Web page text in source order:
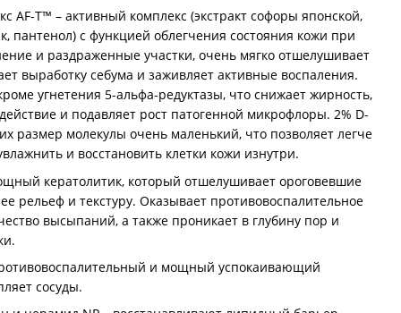
AF-T™ – активный комплекс (экстракт софоры японской,
пантенол) с функцией облегчения состояния кожи при
и раздраженные участки, очень мягко отшелушивает
выработку себума и заживляет активные воспаления.
угнетения 5-альфа-редуктазы, что снижает жирность,
и подавляет рост патогенной микрофлоры. 2% D-
размер молекулы очень маленький, что позволяет легче
и восстановить клетки кожи изнутри.
кератолитик, который отшелушивает ороговевшие
рельеф и текстуру. Оказывает противовоспалительное
высыпаний, а также проникает в глубину пор и
и мощный успокаивающий
сосуды.